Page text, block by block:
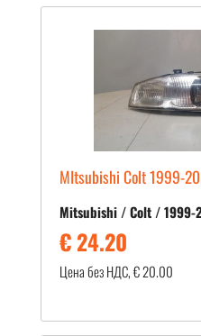
MItsubishi Colt 1999-
Mitsubishi / Colt / 1999-
€ 24.20
Цена без НДС, € 20.00